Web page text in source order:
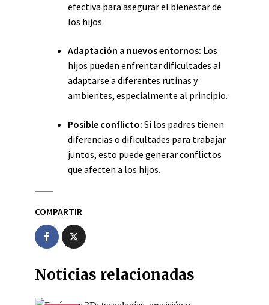
efectiva para asegurar el bienestar de
los hijos.
Adaptación a nuevos entornos: Los
hijos pueden enfrentar dificultades al
adaptarse a diferentes rutinas y
ambientes, especialmente al principio.
Posible conflicto: Si los padres tienen
diferencias o dificultades para trabajar
juntos, esto puede generar conflictos
que afecten a los hijos.
COMPARTIR
Noticias relacionadas